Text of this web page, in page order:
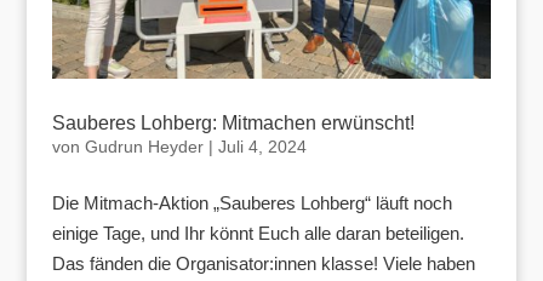
Sauberes Lohberg: Mitmachen erwünscht!
von Gudrun Heyder| Juli 4, 2024
Die Mitmach-Aktion „Sauberes Lohberg“ läuft noch
einige Tage, und Ihr könnt Euch alle daran beteiligen.
Das fänden die Organisator:innen klasse! Viele haben